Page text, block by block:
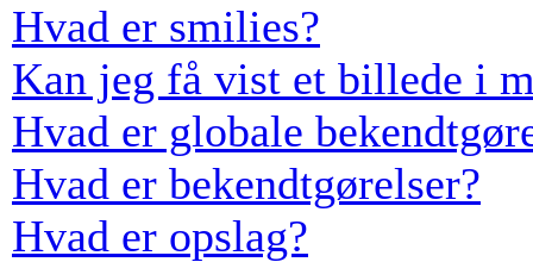
Hvad er smilies?
Kan jeg få vist et billede i
Hvad er globale
Hvad er bekendtgørelser?
Hvad er opslag?